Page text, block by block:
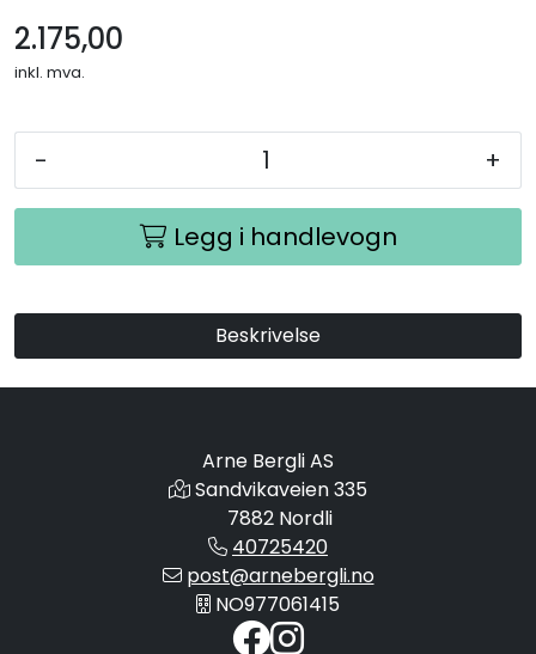
2.175,00
inkl. mva.
- +
Legg i handlevogn
Beskrivelse
Arne Bergli AS
Sandvikaveien 335
7882 Nordli
40725420
post@arnebergli.no
NO977061415